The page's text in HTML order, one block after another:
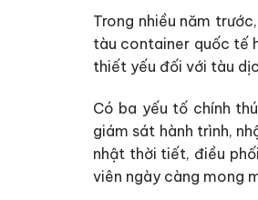
Trong nhiều năm trước,
tàu container quốc tế
thiết yếu đối với tàu
Có ba yếu tố chính
giám sát hành trình,
nhật thời tiết, điều
viên ngày càng mong